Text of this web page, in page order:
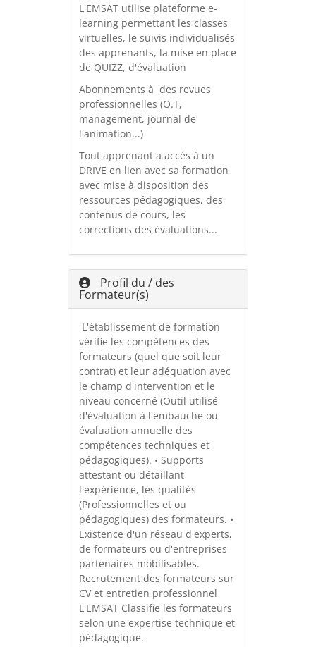
L'EMSAT utilise plateforme e-
learning permettant les classes
virtuelles, le suivis individualisés
des apprenants, la mise en place
de QUIZZ, d'évaluation
Abonnements à des revues
professionnelles (O.T,
management, journal de
l'animation...)
Tout apprenant a accès à un
DRIVE en lien avec sa formation
avec mise à disposition des
ressources pédagogiques, des
contenus de cours, les
corrections des évaluations...
Profil du / des
Formateur(s)
L'établissement de formation
vérifie les compétences des
formateurs (quel que soit leur
contrat) et leur adéquation avec
le champ d'intervention et le
niveau concerné (Outil utilisé
d'évaluation à l'embauche ou
évaluation annuelle des
compétences techniques et
pédagogiques). • Supports
attestant ou détaillant
l'expérience, les qualités
(Professionnelles et ou
pédagogiques) des formateurs. •
Existence d'un réseau d'experts,
de formateurs ou d'entreprises
partenaires mobilisables.
Recrutement des formateurs sur
CV et entretien professionnel
L'EMSAT Classifie les formateurs
selon une expertise technique et
pédagogique.